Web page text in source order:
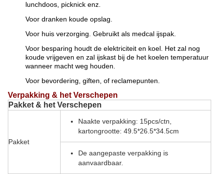
lunchdoos, picknick enz.
Voor dranken koude opslag.
Voor huis verzorging. Gebruikt als medcal ijspak.
Voor besparing houdt de elektriciteit en koel. Het zal nog
koude vrijgeven en zal ijskast bij de het koelen temperatuur
wanneer macht weg houden.
Voor bevordering, giften, of reclamepunten.
Verpakking & het Verschepen
Pakket & het Verschepen
Pakket
Naakte verpakking: 15pcs/ctn,
kartongrootte: 49.5*26.5*34.5cm
De aangepaste verpakking is
aanvaardbaar.